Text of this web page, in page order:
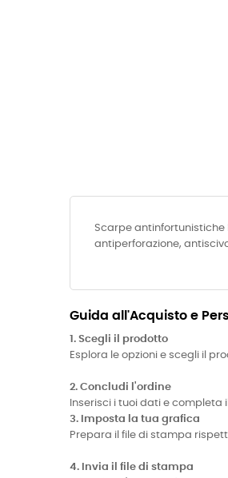
Scarpe antinfortunistiche
antiperforazione,
Guida all'Acquisto e
1. Scegli il prodotto
Esplora le opzioni e scegli il
2. Concludi l'ordine
Inserisci i tuoi dati e completa
3. Imposta la tua grafica
Prepara il file di stampa
4. Invia il file di stampa